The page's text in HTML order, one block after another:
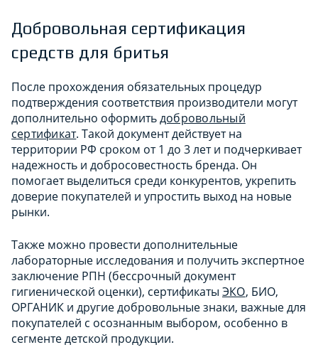
Добровольная сертификация
средств для бритья
После прохождения обязательных процедур
подтверждения соответствия производители могут
дополнительно оформитьдобровольный
сертификат. Такой документ действует на
территории РФ сроком от 1 до 3 лет и подчеркивает
надежность и добросовестность бренда. Он
помогает выделиться среди конкурентов, укрепить
доверие покупателей и упростить выход на новые
рынки.
Также можно провести дополнительные
лабораторные исследования и получить экспертное
заключение РПН (бессрочный документ
гигиенической оценки), сертификаты ЭКО, БИО,
ОРГАНИК и другие добровольные знаки, важные для
покупателей с осознанным выбором, особенно в
сегменте детской продукции.